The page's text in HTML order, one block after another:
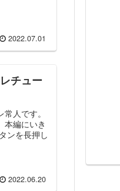
2022.07.01
チュー
人です。
本編にいき
ンを長押し
2022.06.20